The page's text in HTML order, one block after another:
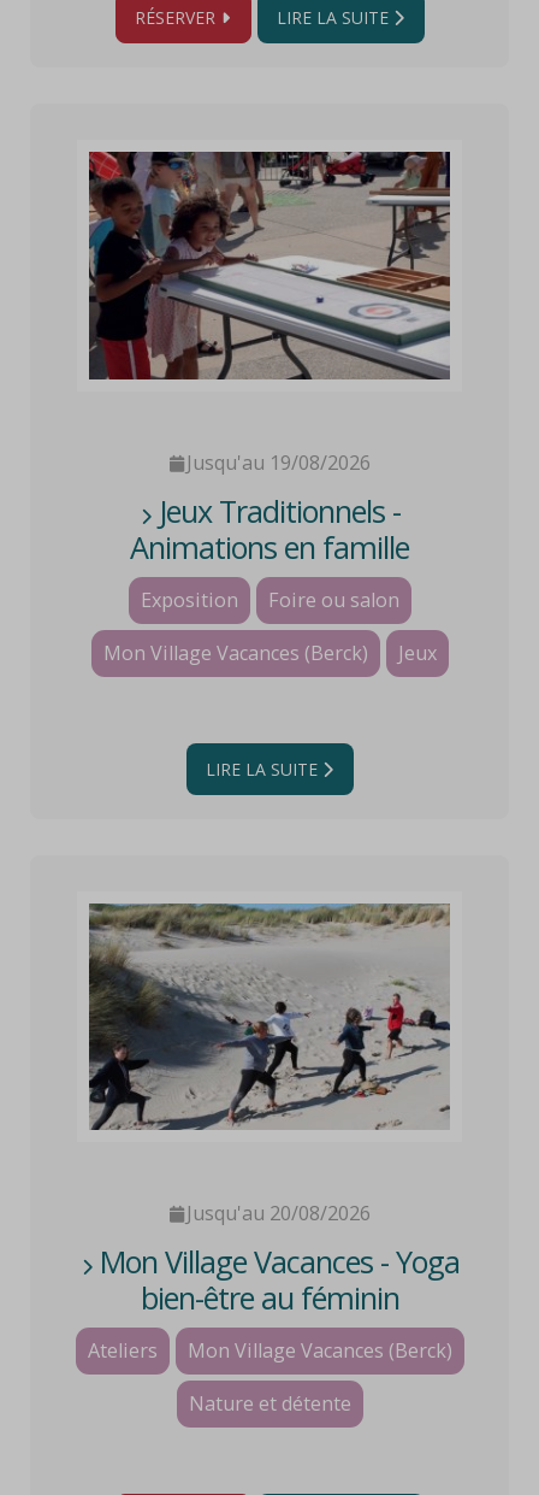
RÉSERVER LIRE LA SUITE
Jusqu'au 19/08/2026
Jeux Traditionnels -
Animations en famille
Exposition
Foire ou salon
Mon Village Vacances (Berck)
Jeux
LIRE LA SUITE
Jusqu'au 20/08/2026
Mon Village Vacances - Yoga
bien-être au féminin
Ateliers
Mon Village Vacances (Berck)
Nature et détente